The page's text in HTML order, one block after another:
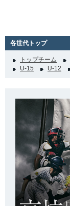
各世代トップ
トップチーム
U-15
U-12